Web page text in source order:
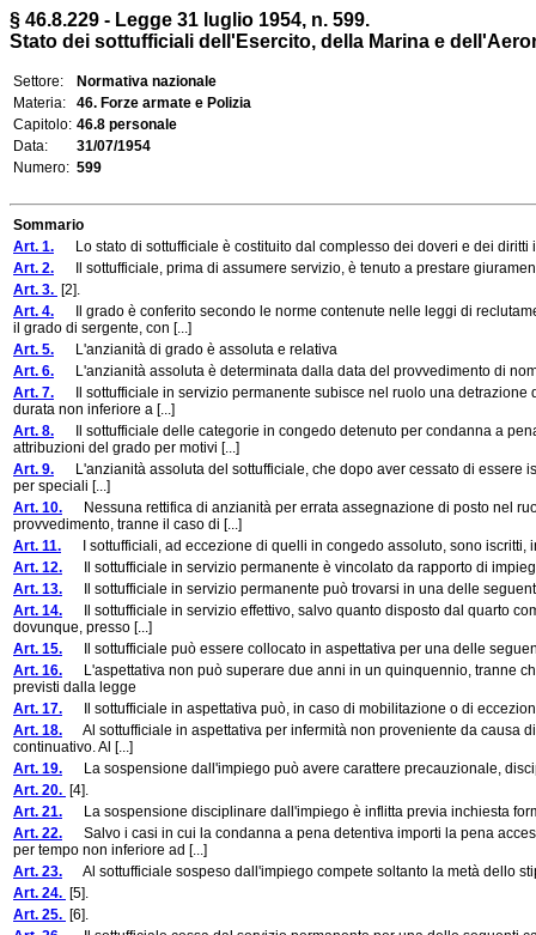
§ 46.8.229 - Legge 31 luglio 1954, n. 599.
Stato dei sottufficiali dell'Esercito, della Marina e
Settore:
Normativa nazionale
Materia:
46. Forze armate e Polizia
Capitolo: 46.8 personale
Data:
31/07/1954
Numero: 599
Sommario
Art. 1. Lo stato di sottufficiale è costituito dal complesso dei doveri e dei diritti
Art. 2. Il sottufficiale, prima di assumere servizio, è tenuto a prestare
Art. 3. [2].
Art. 4. Il grado è conferito secondo le norme contenute nelle leggi di
il grado di sergente, con [...]
Art. 5. L'anzianità di grado è assoluta e relativa
Art. 6. L'anzianità assoluta è determinata dalla data del provvedimento di
Art. 7. Il sottufficiale in servizio permanente subisce nel ruolo una detrazione
durata non inferiore a [...]
Art. 8. Il sottufficiale delle categorie in congedo detenuto per condanna a
attribuzioni del grado per motivi [...]
Art. 9. L'anzianità assoluta del sottufficiale, che dopo aver cessato di essere
per speciali [...]
Art. 10. Nessuna rettifica di anzianità per errata assegnazione di posto nel
provvedimento, tranne il caso di [...]
Art. 11. I sottufficiali, ad eccezione di quelli in congedo assoluto, sono iscritti,
Art. 12. Il sottufficiale in servizio permanente è vincolato da rapporto di
Art. 13. Il sottufficiale in servizio permanente può trovarsi in una delle
Art. 14. Il sottufficiale in servizio effettivo, salvo quanto disposto dal quarto
dovunque, presso [...]
Art. 15. Il sottufficiale può essere collocato in aspettativa per una delle
Art. 16. L'aspettativa non può superare due anni in un quinquennio, tranne
previsti dalla legge
Art. 17. Il sottufficiale in aspettativa può, in caso di mobilitazione o di
Art. 18. Al sottufficiale in aspettativa per infermità non proveniente da causa
continuativo. Al [...]
Art. 19. La sospensione dall'impiego può avere carattere precauzionale,
Art. 20. [4].
Art. 21. La sospensione disciplinare dall'impiego è inflitta previa inchiesta
Art. 22. Salvo i casi in cui la condanna a pena detentiva importi la pena
per tempo non inferiore ad [...]
Art. 23. Al sottufficiale sospeso dall'impiego compete soltanto la metà dello
Art. 24. [5].
Art. 25. [6].